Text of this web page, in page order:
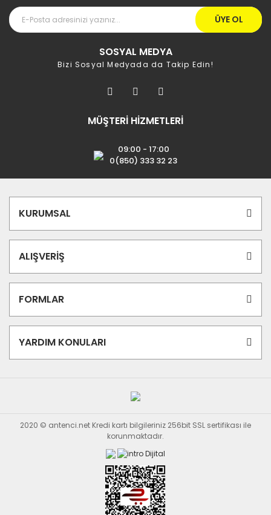
ÜYE OL
SOSYAL MEDYA
Bizi Sosyal Medyada da Takip Edin!
MÜŞTERİ HİZMETLERİ
09:00 - 17:00
0(850) 333 32 23
KURUMSAL
ALIŞVERİŞ
FORMLAR
YARDIM KONULARI
2020 © antenci.net Kredi kartı bilgileriniz 256bit SSL sertifikası ile
korunmaktadır.